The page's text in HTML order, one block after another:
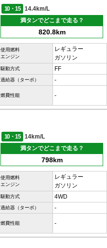
10・15
14.4km/L
満タンでどこまで走る？
820.8km
使用燃料
エンジン
レギュラー
ガソリン
駆動方式 FF
過給器（ターボ） -
燃費性能 -
10・15
14km/L
満タンでどこまで走る？
798km
使用燃料
エンジン
レギュラー
ガソリン
駆動方式 4WD
過給器（ターボ） -
燃費性能 -